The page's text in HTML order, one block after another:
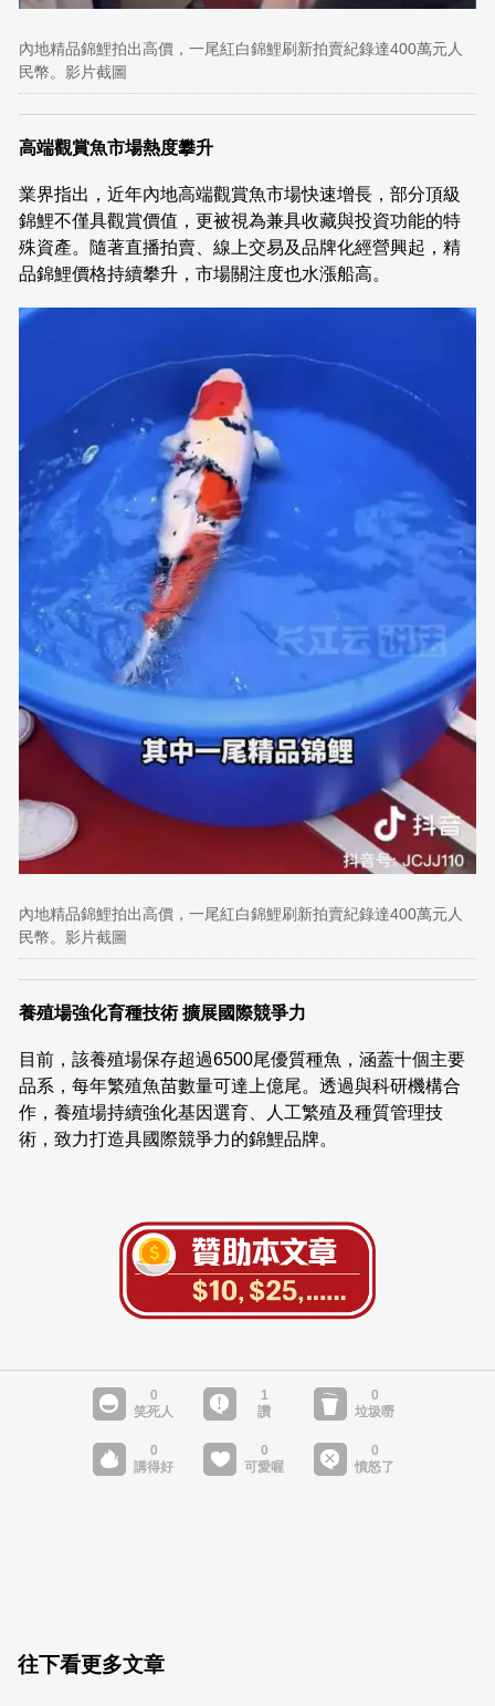
內地精品錦鯉拍出高價，一尾紅白錦鯉刷新拍賣紀錄達400萬元人
民幣。影片截圖
高端觀賞魚市場熱度攀升
業界指出，近年內地高端觀賞魚市場快速增長，部分頂級
錦鯉不僅具觀賞價值，更被視為兼具收藏與投資功能的特
殊資產。隨著直播拍賣、線上交易及品牌化經營興起，精
品錦鯉價格持續攀升，市場關注度也水漲船高。
內地精品錦鯉拍出高價，一尾紅白錦鯉刷新拍賣紀錄達400萬元人
民幣。影片截圖
養殖場強化育種技術 擴展國際競爭力
目前，該養殖場保存超過6500尾優質種魚，涵蓋十個主要
品系，每年繁殖魚苗數量可達上億尾。透過與科研機構合
作，養殖場持續強化基因選育、人工繁殖及種質管理技
術，致力打造具國際競爭力的錦鯉品牌。
往下看更多文章